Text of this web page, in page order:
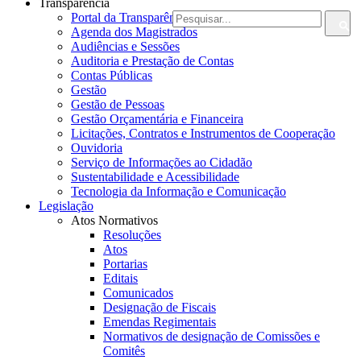
Transparência
Portal da Transparência do TRT7
Agenda dos Magistrados
Audiências e Sessões
Auditoria e Prestação de Contas
Contas Públicas
Gestão
Gestão de Pessoas
Gestão Orçamentária e Financeira
Licitações, Contratos e Instrumentos de Cooperação
Ouvidoria
Serviço de Informações ao Cidadão
Sustentabilidade e Acessibilidade
Tecnologia da Informação e Comunicação
Legislação
Atos Normativos
Resoluções
Atos
Portarias
Editais
Comunicados
Designação de Fiscais
Emendas Regimentais
Normativos de designação de Comissões e
Comitês